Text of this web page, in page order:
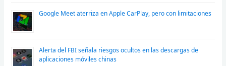
Google Meet aterriza en Apple CarPlay, pero con limitaciones
Alerta del FBI señala riesgos ocultos en las descargas de
aplicaciones móviles chinas